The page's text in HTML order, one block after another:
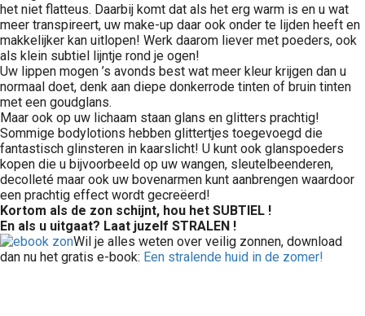
het niet flatteus. Daarbij komt dat als het erg warm is en u wat
meer transpireert, uw make-up daar ook onder te lijden heeft en
makkelijker kan uitlopen! Werk daarom liever met poeders, ook
als klein subtiel lijntje rond je ogen!
Uw lippen mogen ’s avonds best wat meer kleur krijgen dan u
normaal doet, denk aan diepe donkerrode tinten of bruin tinten
met een goudglans.
Maar ook op uw lichaam staan glans en glitters prachtig!
Sommige bodylotions hebben glittertjes toegevoegd die
fantastisch glinsteren in kaarslicht! U kunt ook glanspoeders
kopen die u bijvoorbeeld op uw wangen, sleutelbeenderen,
decolleté maar ook uw bovenarmen kunt aanbrengen waardoor
een prachtig effect wordt gecreëerd!
Kortom als de zon schijnt, hou het SUBTIEL !
En als u uitgaat? Laat juzelf STRALEN !
Wil je alles weten over veilig zonnen, download
dan nu het gratis e-book: Een stralende huid in de zomer!